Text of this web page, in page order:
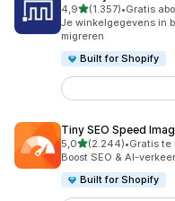
4,9van 5 sterren
(1.357)
1357 recensies in totaal
•Gratis
Je winkelgegevens in
migreren
Built for Shopify
Tiny SEO Speed
5,0van 5 sterren
(2.244)
2244 recensies in
•Gratis te
Boost SEO & AI-
Built for Shopify